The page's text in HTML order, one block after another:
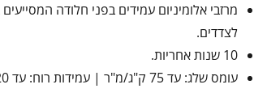
מרזבי אלומיניום עמידים בפני חלודה
לצדדים.
10 שנות אחריות.
עומס שלג: עד 75 ק"ג/מ"ר | עמידות רוח: עד 120 קמ"ש.